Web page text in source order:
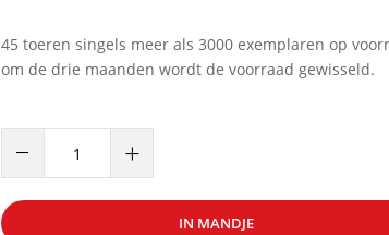
45 toeren singels meer als 3000 exemplaren op
om de drie maanden wordt de voorraad gewisseld.
– +
IN MANDJE